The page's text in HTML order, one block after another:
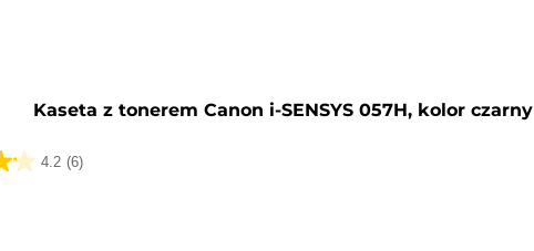
Kaseta z tonerem Canon i-SENSYS 057H, kolor czarny
4.2 (6)